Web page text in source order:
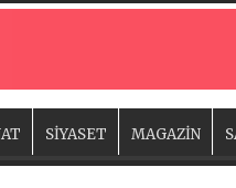
SİYASET MAGAZİN